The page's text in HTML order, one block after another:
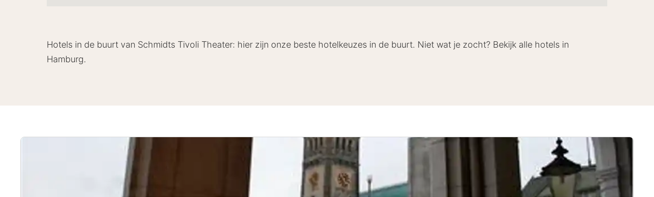
Hotels in de buurt van Schmidts Tivoli Theater: hier zijn onze beste hotelkeuzes in de buurt. Niet wat je zocht? Bekijk alle hotels in
Hamburg.